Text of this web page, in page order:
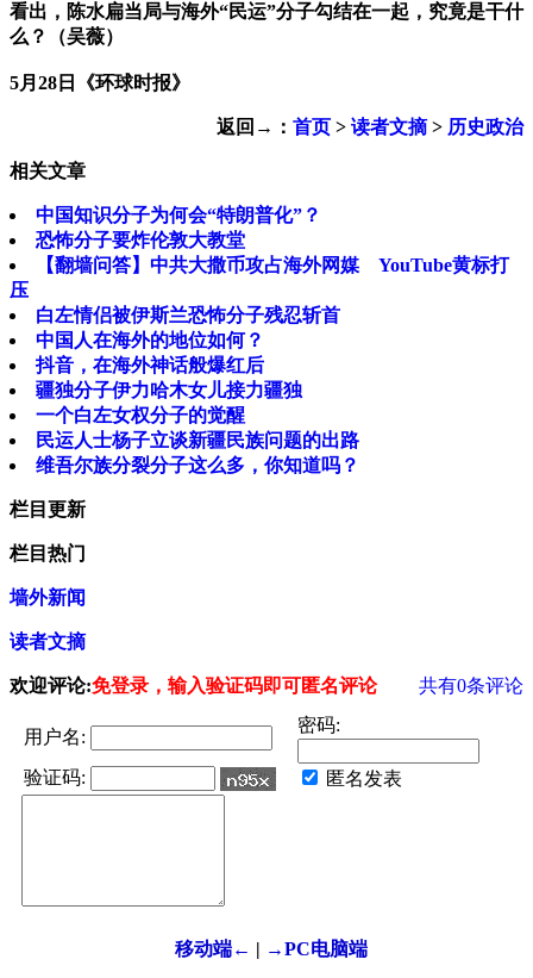
看出，陈水扁当局与海外“民运”分子勾结在一起，究竟是干什
么？（吴薇）
5月28日《环球时报》
返回→： 首页 > 读者文摘> 历史政治
相关文章
中国知识分子为何会“特朗普化”？
恐怖分子要炸伦敦大教堂
【翻墙问答】中共大撒币攻占海外网媒 YouTube黄标打
压
白左情侣被伊斯兰恐怖分子残忍斩首
中国人在海外的地位如何？
抖音，在海外神话般爆红后
疆独分子伊力哈木女儿接力疆独
一个白左女权分子的觉醒
民运人士杨子立谈新疆民族问题的出路
维吾尔族分裂分子这么多，你知道吗？
栏目更新
栏目热门
墙外新闻
读者文摘
欢迎评论:免登录，输入验证码即可匿名评论 共有0条评论
用户名:
密码:
验证码: 匿名发表
移动端← | →PC电脑端